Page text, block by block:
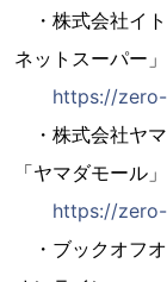
・株式会社イ
ネットスーパー」
https://
・株式会社ヤマ
「ヤマダモール
https://
・ブックオフ